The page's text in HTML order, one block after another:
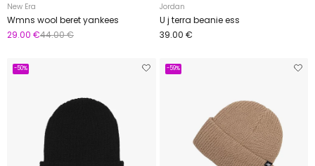
New Era
Wmns wool beret yankees
29.00 €44.00 €
Jordan
U j terra beanie ess
39.00 €
-50% -59%